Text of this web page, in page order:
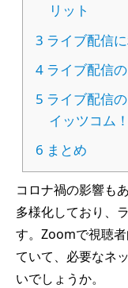
リット
3 ライブ配信
4 ライブ配信
5 ライブ配信
イッツコム！
6 まとめ
コロナ禍の影響も
多様化しており、
す。Zoomで視聴
ていて、必要なネ
いでしょうか。